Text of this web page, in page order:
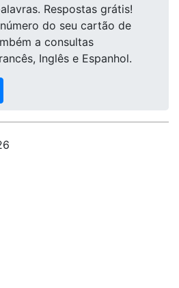
Respostas grátis!
do seu cartão de
a consultas
Inglês e Espanhol.